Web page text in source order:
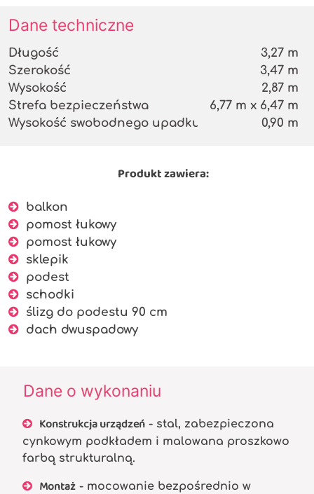
Dane techniczne
Długość
Szerokość
Wysokość
Strefa bezpieczeństwa
Wysokość swobodnego upadku
3,27 m
3,47 m
2,87 m
6,77 m x 6,47 m
0,90 m
Produkt zawiera:
balkon
pomost łukowy
pomost łukowy
sklepik
podest
schodki
ślizg do podestu 90 cm
dach dwuspadowy
Dane o wykonaniu
Konstrukcja urządzeń - stal, zabezpieczona
cynkowym podkładem i malowana proszkowo
farbą strukturalną.
Montaż - mocowanie bezpośrednio w